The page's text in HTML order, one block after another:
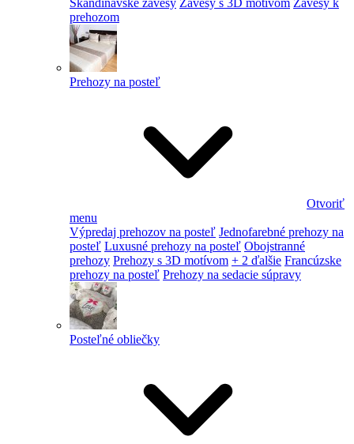
Škandinávske závesy Závesy s 3D motívom Závesy k
prehozom
Prehozy na posteľ
Otvoriť
menu
Výpredaj prehozov na posteľ Jednofarebné prehozy na
posteľ Luxusné prehozy na posteľ Obojstranné
prehozy Prehozy s 3D motívom + 2 ďalšie Francúzske
prehozy na posteľ Prehozy na sedacie súpravy
Posteľné obliečky